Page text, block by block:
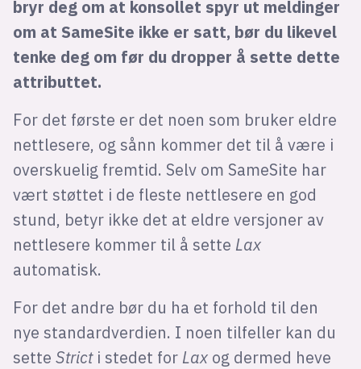
bryr deg om at konsollet spyr ut meldinger
om at SameSite ikke er satt, bør du likevel
tenke deg om før du dropper å sette dette
attributtet.
For det første er det noen som bruker eldre
nettlesere, og sånn kommer det til å være i
overskuelig fremtid. Selv om SameSite har
vært støttet i de fleste nettlesere en god
stund, betyr ikke det at eldre versjoner av
nettlesere kommer til å sette Lax
automatisk.
For det andre bør du ha et forhold til den
nye standardverdien. I noen tilfeller kan du
sette Stricti stedet for Laxog dermed heve